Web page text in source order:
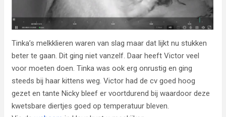
Tinka’s melkklieren waren van slag maar dat lijkt nu stukken
beter te gaan. Dit ging niet vanzelf. Daar heeft Victor veel
voor moeten doen. Tinka was ook erg onrustig en ging
steeds bij haar kittens weg. Victor had de cv goed hoog
gezet en tante Nicky bleef er voortdurend bij waardoor deze
kwetsbare diertjes goed op temperatuur bleven.